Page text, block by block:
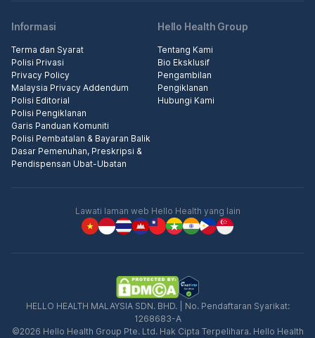
Informasi
Terma dan Syarat
Polisi Privasi
Privacy Policy
Malaysia Privacy Addendum
Polisi Editorial
Polisi Pengiklanan
Garis Panduan Komuniti
Polisi Pembatalan & Bayaran Balik
Dasar Pemenuhan, Preskripsi &
Pendispensan Ubat-Ubatan
Hello Health Group
Tentang Kami
Bio Eksklusif
Pengambilan
Pengiklanan
Hubungi Kami
Lawati laman web Hello Health yang lain
HELLO HEALTH MALAYSIA SDN. BHD. | No. Pendaftaran Syarikat:
1268683-A
©2026 Hello Health Group Pte. Ltd. Hak Cipta Terpelihara. Hello Health